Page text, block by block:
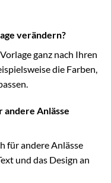
verändern?
ganz nach Ihren
die Farben,
andere Anlässe
für andere Anlässe
und das Design an